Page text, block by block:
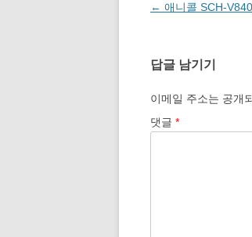
글
게
이
션
← 애니콜 SCH-V840
답글 남기기
이메일 주소는 공개
댓글 *